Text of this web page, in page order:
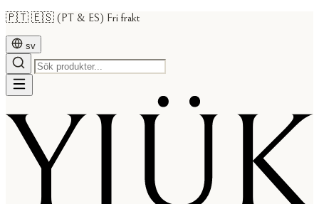
🇵🇹 🇪🇸 (PT & ES) Fri frakt
sv